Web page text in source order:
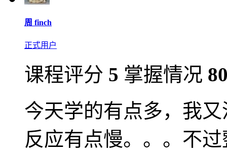
周 finch
正式用户
课程评分 5 掌握情况
今天学的有点多，我
反应有点慢。。。不